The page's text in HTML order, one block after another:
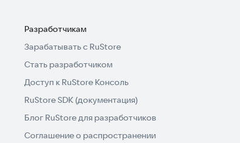
Разработчикам
Зарабатывать с RuStore
Стать разработчиком
Доступ к RuStore Консоль
RuStore SDK (документация)
Блог RuStore для разработчиков
Соглашение о распространении